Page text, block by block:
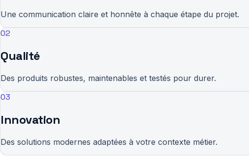
Une communication claire et honnête à chaque étape du projet.
02
Qualité
Des produits robustes, maintenables et testés pour durer.
03
Innovation
Des solutions modernes adaptées à votre contexte métier.